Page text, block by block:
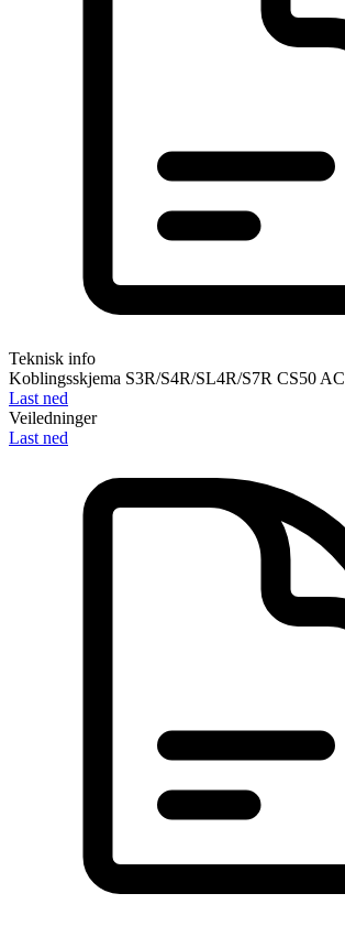
Teknisk info
Koblingsskjema S3R/S4R/SL4R/S7R CS50 AC
Last ned
Veiledninger
Last ned